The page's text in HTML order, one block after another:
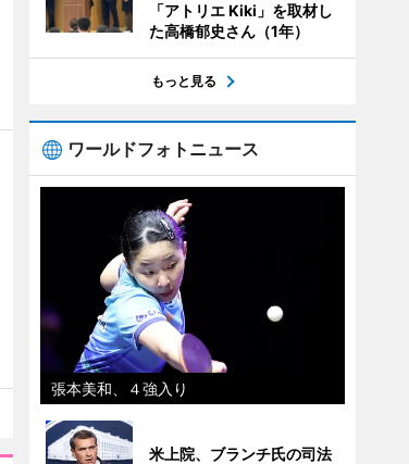
「アトリエ Kiki」を取材し
た高橋郁史さん（1年）
もっと見る
ワールドフォトニュース
張本美和、４強入り
米上院、ブランチ氏の司法